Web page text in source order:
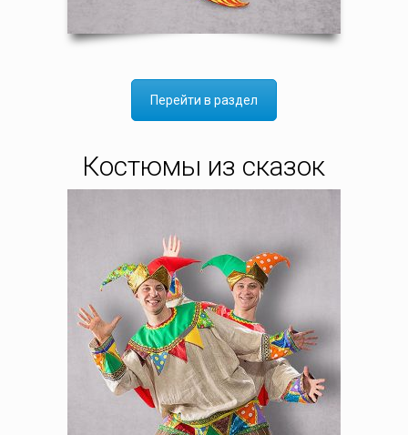
Перейти в раздел
Костюмы из сказок